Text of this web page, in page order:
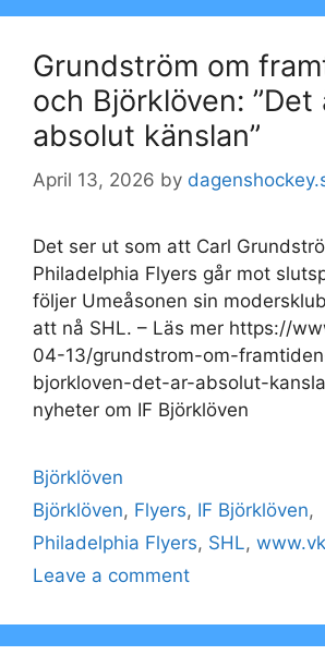
Grundström om
och Björklöven: ”Det
absolut känslan”
April 13, 2026 by
Det ser ut som att Carl
Philadelphia Flyers går mot
följer Umeåsonen sin
att nå SHL. – Läs mer https://
04-13/grundstrom-om-
bjorkloven-det-ar-absolut-
nyheter om IF Björklöven
Categories
Björklöven
Tags
Björklöven, Flyers, IF Björklöven,
Philadelphia Flyers, SHL,
Leave a comment